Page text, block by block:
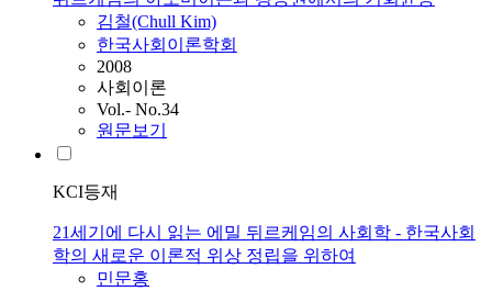
김철(Chull Kim)
한국사회이론학회
2008
사회이론
Vol.- No.34
원문보기
KCI등재
21세기에 다시 읽는 에밀 뒤르케임의 사회학 - 한국사회
학의 새로운 이론적 위상 정립을 위하여
민문홍